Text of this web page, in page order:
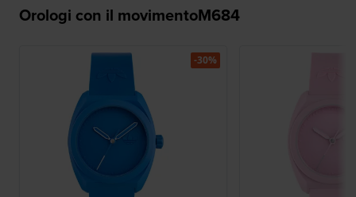
Orologi con il movimentoM684
-30%